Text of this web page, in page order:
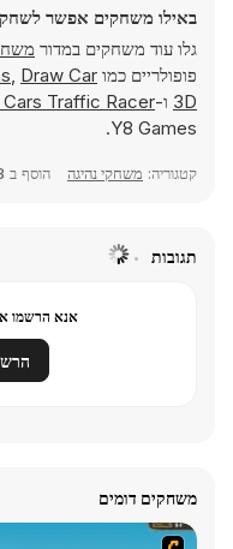
באילו משחקים אפשר
גלו עוד משחקים במדור
פופולריים כמו
, Draw Car
3D ו-Traffic Racer
Y8 Games.
קטגוריה: משחקי נהיגה הוסף ב
תגובות
אנא הרשמו
משחקים דומים